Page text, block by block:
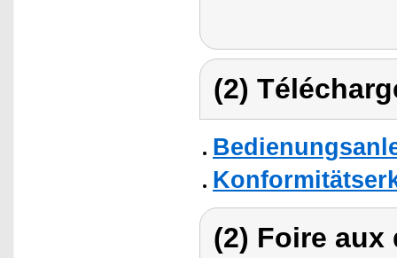
(2)
(2) Foire